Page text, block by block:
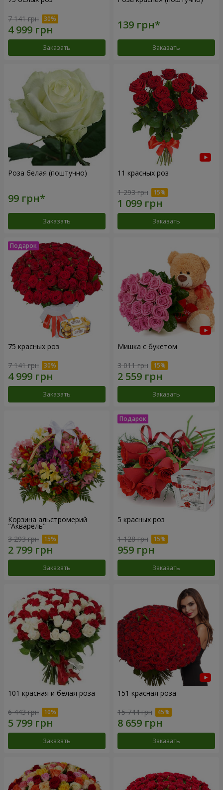
7 141 грн
Заказать Заказать
Роза белая (поштучно)
Заказать
11 красных роз
1 293 грн
Заказать
75 красных роз
7 141 грн
Заказать
Мишка с букетом
3 011 грн
Заказать
Корзина альстромерий
"Акварель"
3 293 грн
Заказать
5 красных роз
1 128 грн
Заказать
101 красная и белая роза
6 443 грн
Заказать
151 красная роза
15 744 грн
Заказать